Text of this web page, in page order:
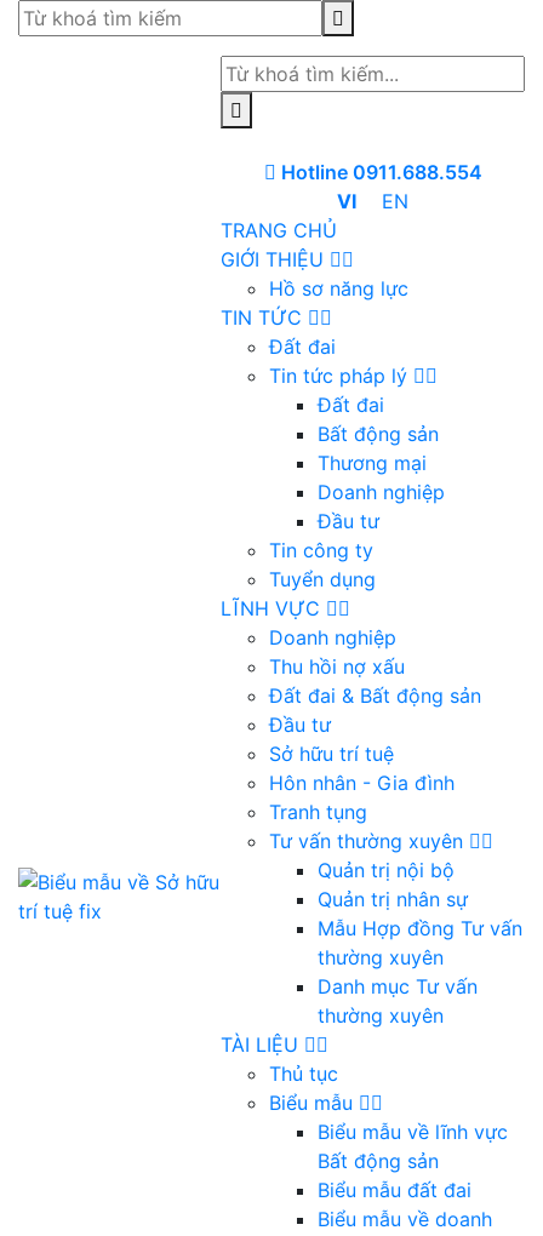
Hotline 0911.688.554
VI
EN
TRANG CHỦ
GIỚI THIỆU
Hồ sơ năng lực
TIN TỨC
Đất đai
Tin tức pháp lý
Đất đai
Bất động sản
Thương mại
Doanh nghiệp
Đầu tư
Tin công ty
Tuyển dụng
LĨNH VỰC
Doanh nghiệp
Thu hồi nợ xấu
Đất đai & Bất động sản
Đầu tư
Sở hữu trí tuệ
Hôn nhân - Gia đình
Tranh tụng
Tư vấn thường xuyên
Quản trị nội bộ
Quản trị nhân sự
Mẫu Hợp đồng Tư vấn
thường xuyên
Danh mục Tư vấn
thường xuyên
TÀI LIỆU
Thủ tục
Biểu mẫu
Biểu mẫu về lĩnh vực
Bất động sản
Biểu mẫu đất đai
Biểu mẫu về doanh